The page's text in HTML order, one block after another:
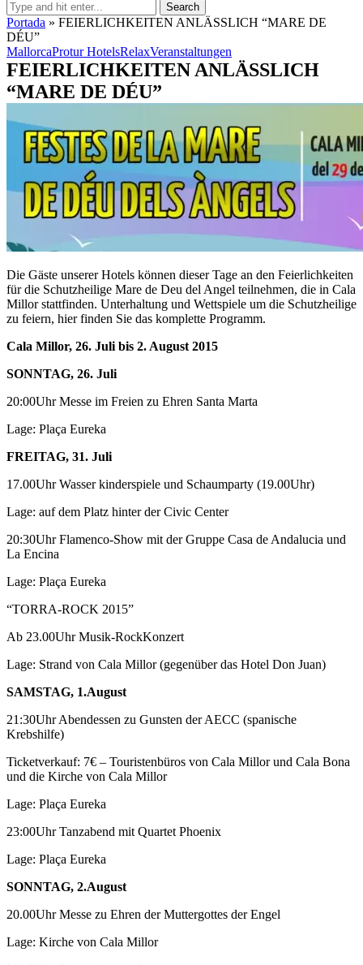
Search
Portada » FEIERLICHKEITEN ANLÄSSLICH “MARE DE
DÉU”
MallorcaProtur HotelsRelaxVeranstaltungen
FEIERLICHKEITEN ANLÄSSLICH
“MARE DE DÉU”
Die Gäste unserer Hotels können dieser Tage an den Feierlichkeiten
für die Schutzheilige Mare de Deu del Angel teilnehmen, die in Cala
Millor stattfinden. Unterhaltung und Wettspiele um die Schutzheilige
zu feiern, hier finden Sie das komplette Programm.
Cala Millor, 26. Juli bis 2. August 2015
SONNTAG, 26. Juli
20:00Uhr Messe im Freien zu Ehren Santa Marta
Lage: Plaça Eureka
FREITAG, 31. Juli
17.00Uhr Wasser kinderspiele und Schaumparty (19.00Uhr)
Lage: auf dem Platz hinter der Civic Center
20:30Uhr Flamenco-Show mit der Gruppe Casa de Andalucia und
La Encina
Lage: Plaça Eureka
“TORRA-ROCK 2015”
Ab 23.00Uhr Musik-RockKonzert
Lage: Strand von Cala Millor (gegenüber das Hotel Don Juan)
SAMSTAG, 1.August
21:30Uhr Abendessen zu Gunsten der AECC (spanische
Krebshilfe)
Ticketverkauf: 7€ – Touristenbüros von Cala Millor und Cala Bona
und die Kirche von Cala Millor
Lage: Plaça Eureka
23:00Uhr Tanzabend mit Quartet Phoenix
Lage: Plaça Eureka
SONNTAG, 2.August
20.00Uhr Messe zu Ehren der Muttergottes der Engel
Lage: Kirche von Cala Millor